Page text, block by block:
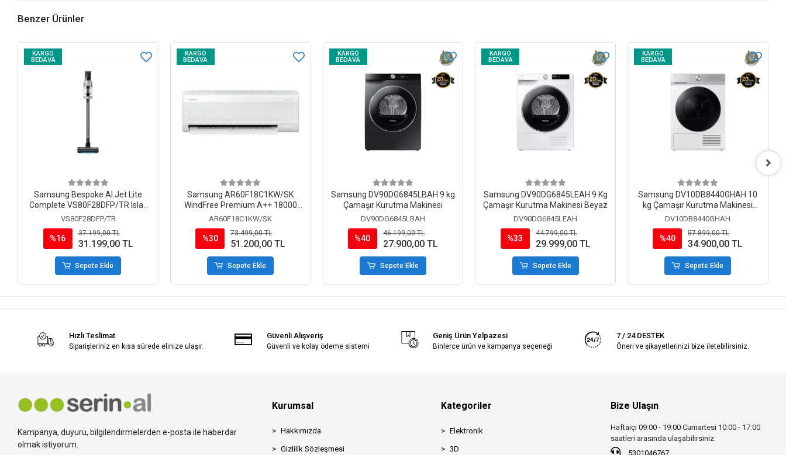
Benzer Ürünler
KARGO
BEDAVA
Samsung Bespoke AI Jet Lite
Complete VS80F28DFP/TR Islak
Kuru Şarjlı Dikey Süpürge
VS80F28DFP/TR
%16
37.199,00 TL
31.199,00 TL
Sepete Ekle
KARGO
BEDAVA
Samsung AR60F18C1KW/SK
WindFree Premium A++ 18000
BTU Inverter Duvar Tipi Split Klima
AR60F18C1KW/SK
%30
73.499,00 TL
51.200,00 TL
Sepete Ekle
KARGO
BEDAVA
Samsung DV90DG6845LBAH 9 kg
Çamaşır Kurutma Makinesi
DV90DG6845LBAH
%40
46.199,00 TL
27.900,00 TL
Sepete Ekle
KARGO
BEDAVA
Samsung DV90DG6845LEAH 9 Kg
Çamaşır Kurutma Makinesi Beyaz
DV90DG6845LEAH
%33
44.799,00 TL
29.999,00 TL
Sepete Ekle
KARGO
BEDAVA
Samsung DV10DB8440GHAH 10
kg Çamaşır Kurutma Makinesi
Beyaz
DV10DB8440GHAH
%40
57.899,00 TL
34.900,00 TL
Sepete Ekle
Hızlı Teslimat
Siparişleriniz en kısa sürede elinize ulaşır.
Güvenli Alışveriş
Güvenli ve kolay ödeme sistemi
Geniş Ürün Yelpazesi
Binlerce ürün ve kampanya seçeneği
7 / 24 DESTEK
Öneri ve şikayetlerinizi bize iletebilirsiniz.
Kampanya, duyuru, bilgilendirmelerden e-posta ile haberdar
olmak istiyorum.
Kurumsal
Hakkımızda
Gizlilik Sözleşmesi
Kategoriler
Elektronik
3D
Bize Ulaşın
Haftaiçi 09:00 - 19:00 Cumartesi 10:00 - 17:00
saatleri arasında ulaşabilirsiniz.
5301046767